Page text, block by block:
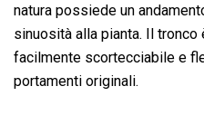
natura possiede un
sinuosità alla pianta. Il
facilmente scortecciabile e
portamenti originali.